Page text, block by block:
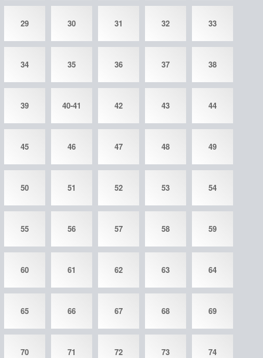
29 30 31 32 33
34 35 36 37 38
39 40-41 42 43 44
45 46 47 48 49
50 51 52 53 54
55 56 57 58 59
60 61 62 63 64
65 66 67 68 69
70 71 72 73 74